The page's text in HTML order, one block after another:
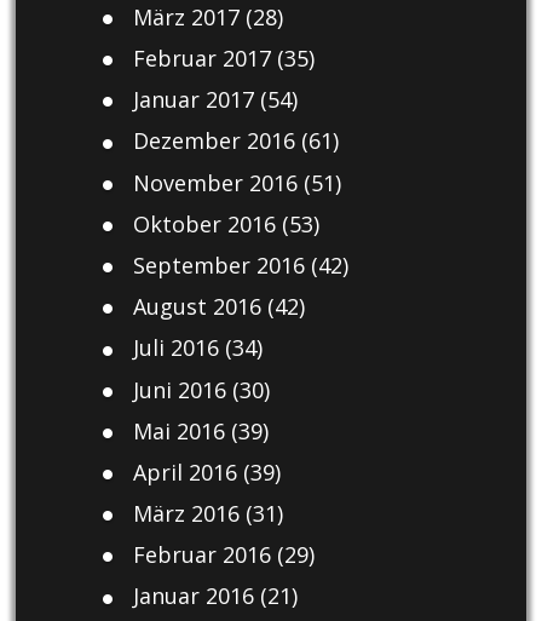
März 2017(28)
Februar 2017(35)
Januar 2017(54)
Dezember 2016(61)
November 2016(51)
Oktober 2016(53)
September 2016(42)
August 2016(42)
Juli 2016(34)
Juni 2016(30)
Mai 2016(39)
April 2016(39)
März 2016(31)
Februar 2016(29)
Januar 2016(21)